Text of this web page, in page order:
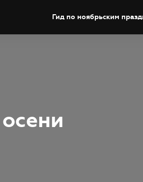
Гид по ноябрьским